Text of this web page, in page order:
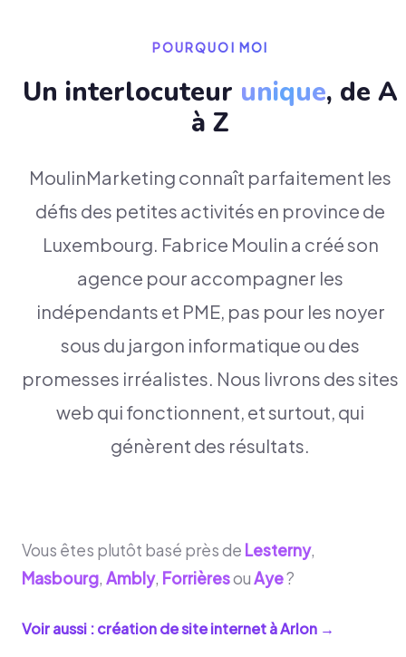
POURQUOI MOI
Un interlocuteur unique, de A
à Z
MoulinMarketing connaît parfaitement les
défis des petites activités en province de
Luxembourg. Fabrice Moulin a créé son
agence pour accompagner les
indépendants et PME, pas pour les noyer
sous du jargon informatique ou des
promesses irréalistes. Nous livrons des sites
web qui fonctionnent, et surtout, qui
génèrent des résultats.
Vous êtes plutôt basé près de Lesterny,
Masbourg, Ambly, ForrièresouAye?
Voir aussi : création de site internet àArlon →